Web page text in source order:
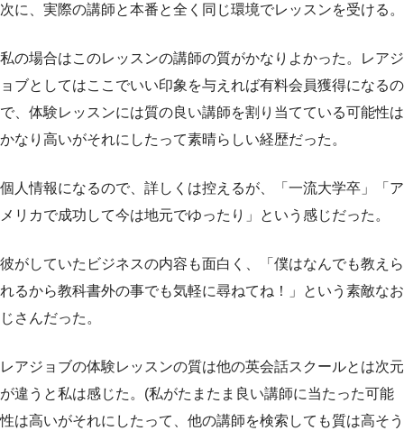
次に、実際の講師と本番と全く同じ環境でレッスンを受ける。
私の場合はこのレッスンの講師の質がかなりよかった。レアジ
ョブとしてはここでいい印象を与えれば有料会員獲得になるの
で、体験レッスンには質の良い講師を割り当てている可能性は
かなり高いがそれにしたって素晴らしい経歴だった。
個人情報になるので、詳しくは控えるが、「一流大学卒」「ア
メリカで成功して今は地元でゆったり」という感じだった。
彼がしていたビジネスの内容も面白く、「僕はなんでも教えら
れるから教科書外の事でも気軽に尋ねてね！」という素敵なお
じさんだった。
レアジョブの体験レッスンの質は他の英会話スクールとは次元
が違うと私は感じた。(私がたまたま良い講師に当たった可能
性は高いがそれにしたって、他の講師を検索しても質は高そう